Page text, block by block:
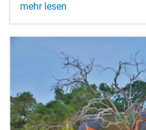
mehr lesen